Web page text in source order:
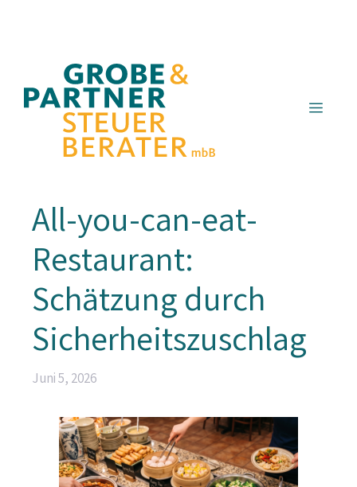
Menü
All-you-can-eat-
Restaurant:
Schätzung durch
Sicherheitszuschlag
Juni 5, 2026